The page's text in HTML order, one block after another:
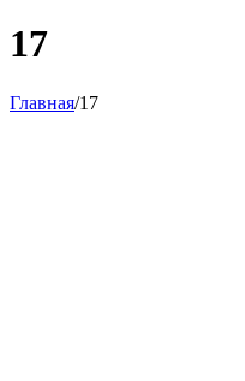
17
Главная/17